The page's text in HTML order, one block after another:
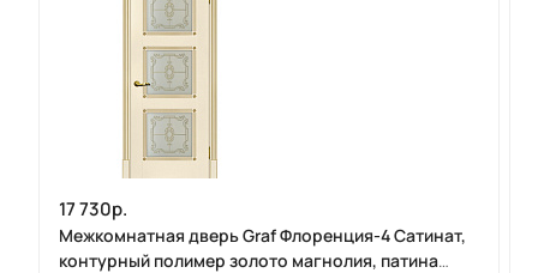
17 730р.
Межкомнатная дверь Graf Флоренция-4 Сатинат,
контурный полимер золото магнолия, патина